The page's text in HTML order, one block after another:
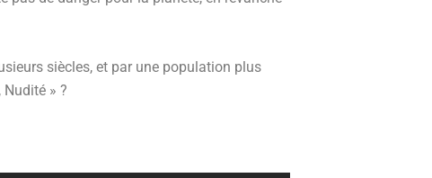
siècles, et par une population plus
» ?